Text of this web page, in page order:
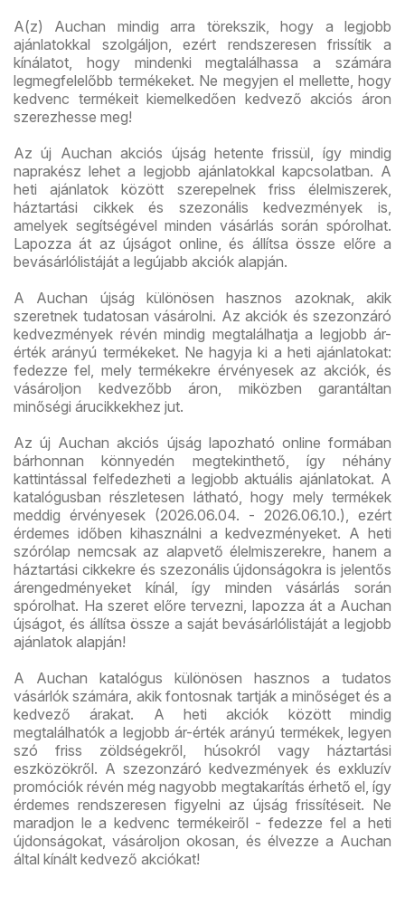
A(z) Auchan mindig arra törekszik, hogy a legjobb
ajánlatokkal szolgáljon, ezért rendszeresen frissítik a
kínálatot, hogy mindenki megtalálhassa a számára
legmegfelelőbb termékeket. Ne megyjen el mellette, hogy
kedvenc termékeit kiemelkedően kedvező akciós áron
szerezhesse meg!
Az új Auchan akciós újság hetente frissül, így mindig
naprakész lehet a legjobb ajánlatokkal kapcsolatban. A
heti ajánlatok között szerepelnek friss élelmiszerek,
háztartási cikkek és szezonális kedvezmények is,
amelyek segítségével minden vásárlás során spórolhat.
Lapozza át az újságot online, és állítsa össze előre a
bevásárlólistáját a legújabb akciók alapján.
A Auchan újság különösen hasznos azoknak, akik
szeretnek tudatosan vásárolni. Az akciók és szezonzáró
kedvezmények révén mindig megtalálhatja a legjobb ár-
érték arányú termékeket. Ne hagyja ki a heti ajánlatokat:
fedezze fel, mely termékekre érvényesek az akciók, és
vásároljon kedvezőbb áron, miközben garantáltan
minőségi árucikkekhez jut.
Az új Auchan akciós újság lapozható online formában
bárhonnan könnyedén megtekinthető, így néhány
kattintással felfedezheti a legjobb aktuális ajánlatokat. A
katalógusban részletesen látható, hogy mely termékek
meddig érvényesek (2026.06.04. - 2026.06.10.), ezért
érdemes időben kihasználni a kedvezményeket. A heti
szórólap nemcsak az alapvető élelmiszerekre, hanem a
háztartási cikkekre és szezonális újdonságokra is jelentős
árengedményeket kínál, így minden vásárlás során
spórolhat. Ha szeret előre tervezni, lapozza át a Auchan
újságot, és állítsa össze a saját bevásárlólistáját a legjobb
ajánlatok alapján!
A Auchan katalógus különösen hasznos a tudatos
vásárlók számára, akik fontosnak tartják a minőséget és a
kedvező árakat. A heti akciók között mindig
megtalálhatók a legjobb ár-érték arányú termékek, legyen
szó friss zöldségekről, húsokról vagy háztartási
eszközökről. A szezonzáró kedvezmények és exkluzív
promóciók révén még nagyobb megtakarítás érhető el, így
érdemes rendszeresen figyelni az újság frissítéseit. Ne
maradjon le a kedvenc termékeiről - fedezze fel a heti
újdonságokat, vásároljon okosan, és élvezze a Auchan
által kínált kedvező akciókat!